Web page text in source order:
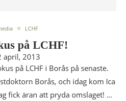
LCHF
på LCHF!
april, 2013
på LCHF i Borås på senaste.
Borås, och idag kom Ica
fick äran att pryda omslaget! …